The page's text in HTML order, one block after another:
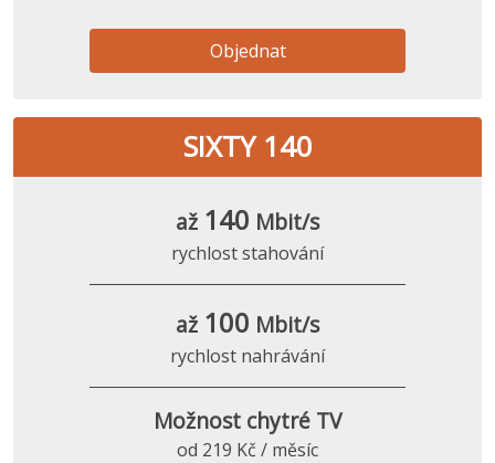
Objednat
SIXTY 140
až 140 Mbit/s
rychlost stahování
až 100 Mbit/s
rychlost nahrávání
Možnost chytré TV
od 219 Kč / měsíc